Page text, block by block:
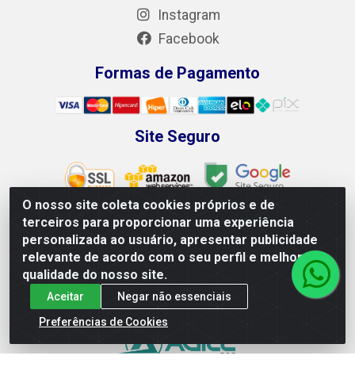
O nosso site coleta cookies próprios e de
terceiros para proporcionar uma experiência
personalizada ao usuário, apresentar publicidade
relevante de acordo com o seu perfil e melhorar a
qualidade do nosso site.
Aceitar
Negar não essenciais
Preferências de Cookies
Instagram
Facebook
Formas de Pagamento
Site Seguro
Leão Equipamentos e Ferramentas LTDA - Rodovia BR 428,
100 - Loteamento Recife, Petrolina/PE - CEP 56.320-746 -
CNPJ 04.265.871/0001-98